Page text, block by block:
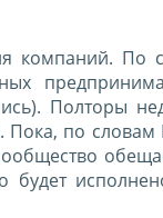
компаний. По
Полторы
по словам